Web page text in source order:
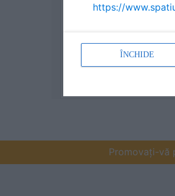
Promovați-vă
https://
ÎNCHIDE